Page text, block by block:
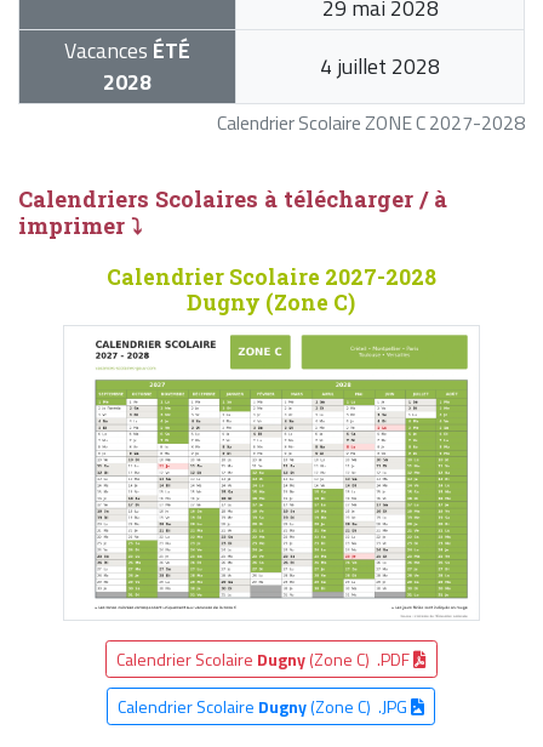
Calendrier Scolaire ZONE C 2027-2028
29 mai 2028
Vacances ÉTÉ
2028
4 juillet 2028
Calendriers Scolaires à télécharger / à
imprimer ⤵
Calendrier Scolaire 2027-2028
Dugny (Zone C)
Calendrier Scolaire Dugny(Zone C) .PDF
Calendrier Scolaire Dugny(Zone C) .JPG